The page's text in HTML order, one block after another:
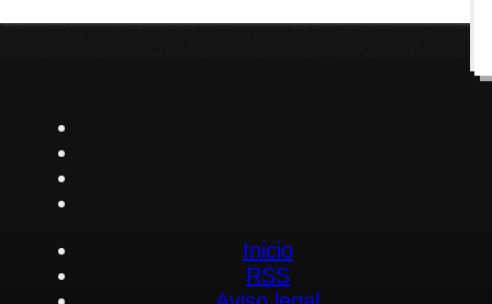
Inicio
RSS